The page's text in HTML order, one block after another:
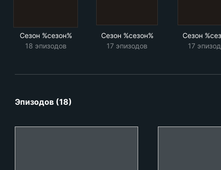
Сезон %сезон%
18 эпизодов
Сезон %сезон%
17 эпизодов
Сезон
17
Эпизодов (18)